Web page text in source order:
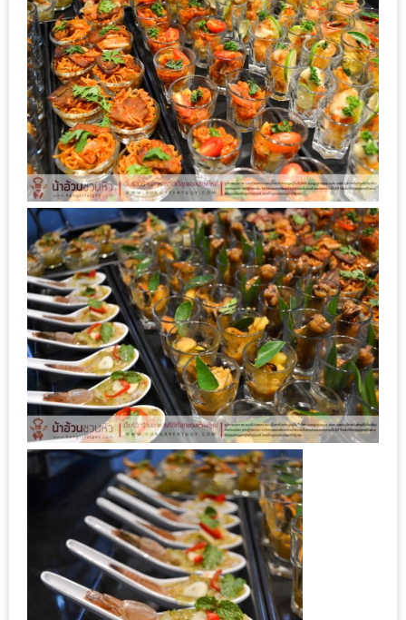
ที่
เดียว
HOMEPRO
FAIR
2017
เชียงใหม่
จัด
เต็ม
กับ
แผนที่
ร้าน
หมู
กระทะ
ทั่ว
เชียงใหม่
งบ
ไม่
บาน
ปลาย
อิ่ม
ชิ
ลล์
ไม่
เกิน